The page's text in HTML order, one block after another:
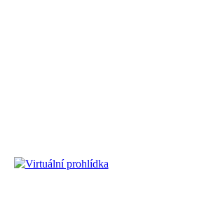
Virtuální prohlídka